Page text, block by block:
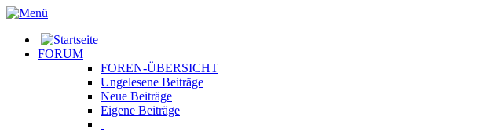
FORUM
FOREN-ÜBERSICHT
Ungelesene Beiträge
Neue Beiträge
Eigene Beiträge